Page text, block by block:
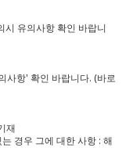
유의사항 확인 바랍니
사항' 확인 바랍니다. (바로
재
경우 그에 대한 사항 : 해